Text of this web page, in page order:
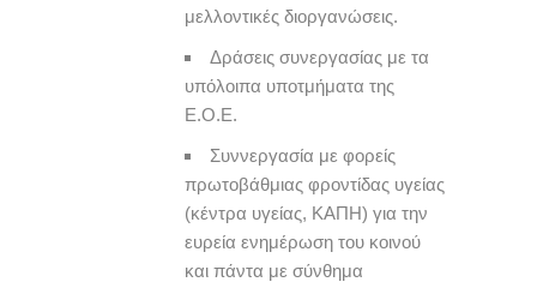
μελλοντικές διοργανώσεις.
Δράσεις συνεργασίας με τα
υπόλοιπα υποτμήματα της
Ε.Ο.Ε.
Συννεργασία με φορείς
πρωτοβάθμιας φροντίδας υγείας
(κέντρα υγείας, ΚΑΠΗ) για την
ευρεία ενημέρωση του κοινού
και πάντα με σύνθημα